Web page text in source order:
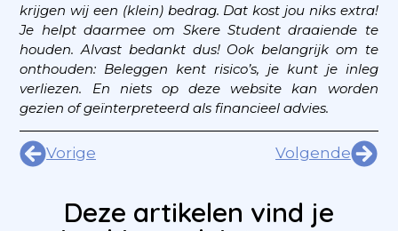
krijgen wij een (klein) bedrag. Dat kost jou niks extra!
Je helpt daarmee om Skere Student draaiende te
houden. Alvast bedankt dus! Ook belangrijk om te
onthouden: Beleggen kent risico’s, je kunt je inleg
verliezen. En niets op deze website kan worden
gezien of geïnterpreteerd als financieel advies.
Vorige Volgende
Deze artikelen vind je